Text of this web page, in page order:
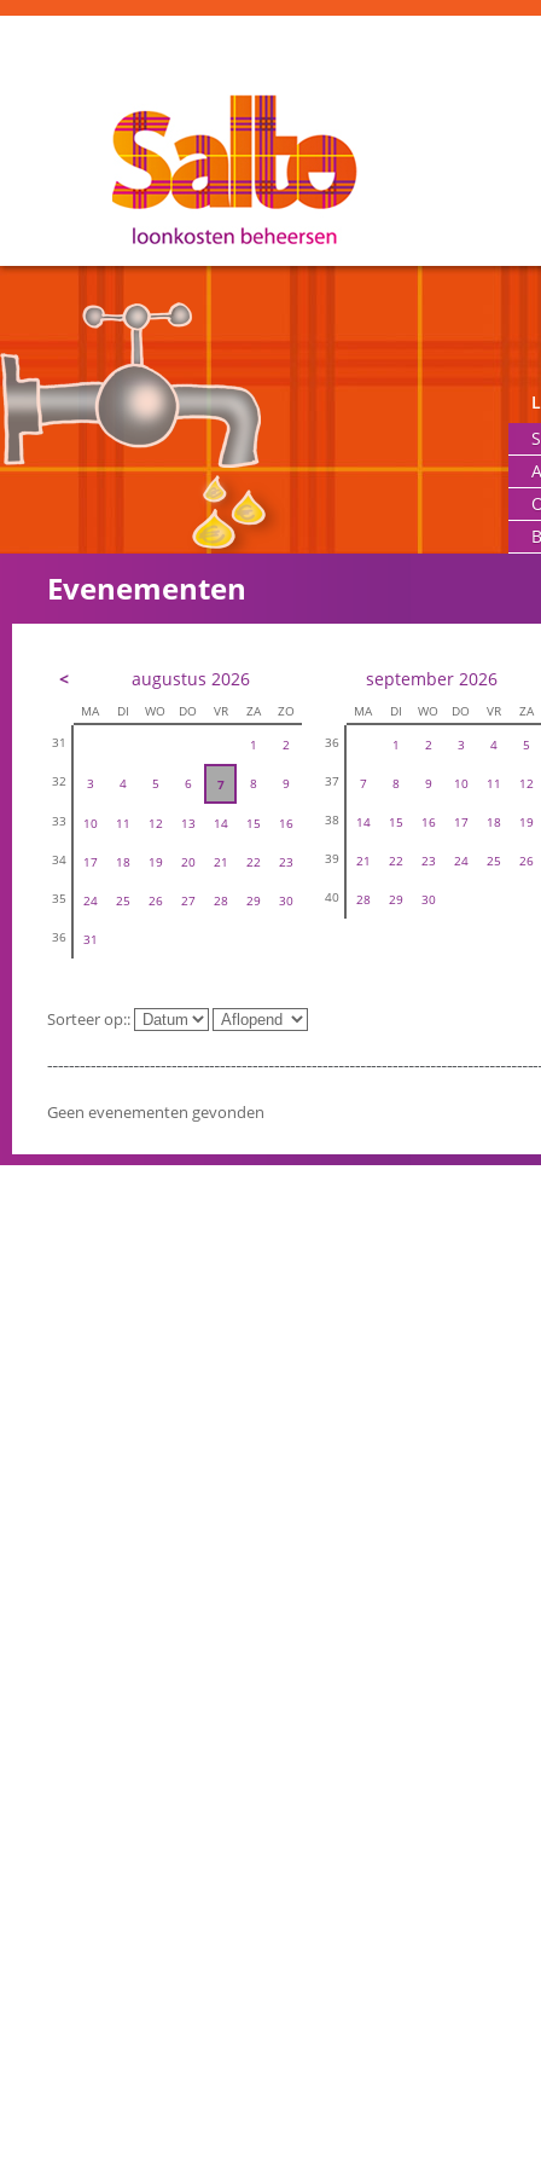
Evenementen
< augustus 2026
MA DI WO DO VR ZA
ZO
31
1 2
32 3 4 5 6 7 8 9
33 10 11 12 13 14 15 16
34 17 18 19 20 21 22 23
35 24 25 26 27 28 29 30
36 31
september 2026
MA DI WO DO VR
ZA
36
1 2 3 4 5
37 7 8 9 10 11 12
38 14 15 16 17 18 19
39 21 22 23 24 25 26
40 28 29 30
Sorteer op::
Geen evenementen gevonden